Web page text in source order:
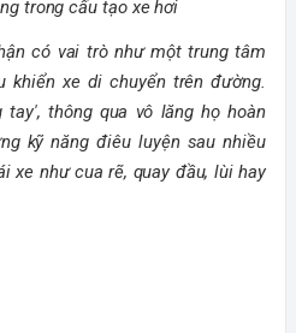
trong cấu tạo xe hơi
có vai trò như một trung tâm
xe di chuyển trên đường.
thông qua vô lăng họ hoàn
kỹ năng điêu luyện sau nhiều
xe như cua rẽ, quay đầu, lùi hay